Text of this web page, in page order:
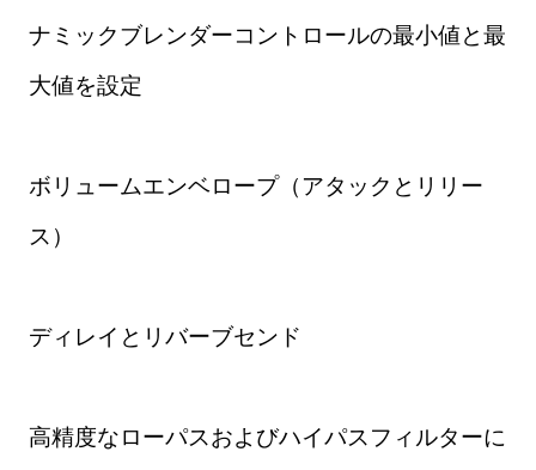
ナミックブレンダーコントロールの最小値と最
大値を設定
ボリュームエンベロープ（アタックとリリー
ス）
ディレイとリバーブセンド
高精度なローパスおよびハイパスフィルターに